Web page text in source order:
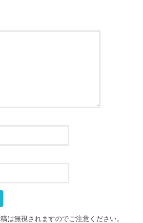
は無視されますのでご注意ください。